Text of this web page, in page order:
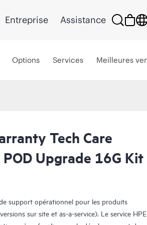
Entreprise Assistance
Options Services Meilleures
Tech Care
Upgrade 16G Kit
support opérationnel pour les produits
sur site et as-a-service). Le service HPE